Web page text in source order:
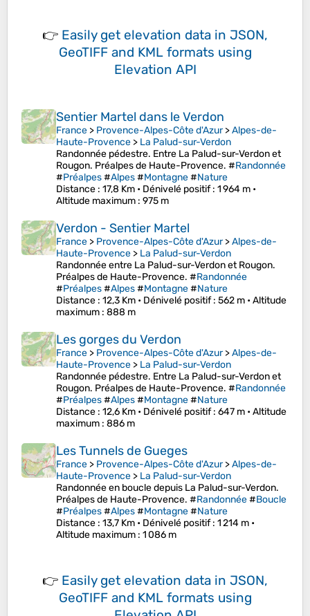
👉 Easily get elevation data in JSON,
GeoTIFF and KML formats using
Elevation API
Sentier Martel dans le Verdon
France > Provence-Alpes-Côte d'Azur>Alpes-de-
Haute-Provence > La Palud-sur-Verdon
Randonnée pédestre. Entre La Palud-sur-Verdon et
Rougon. Préalpes de Haute-Provence. #Randonnée
#Préalpes#Alpes#Montagne#Nature
Distance : 17,8 Km • Dénivelé positif: 1 964 m •
Altitude maximum : 975 m
Verdon - Sentier Martel
France > Provence-Alpes-Côte d'Azur>Alpes-de-
Haute-Provence > La Palud-sur-Verdon
Randonnée entre La Palud-sur-Verdon et Rougon.
Préalpes de Haute-Provence. #Randonnée
#Préalpes#Alpes#Montagne#Nature
Distance : 12,3 Km • Dénivelé positif: 562 m •Altitude
maximum : 888 m
Les gorges du Verdon
France > Provence-Alpes-Côte d'Azur>Alpes-de-
Haute-Provence > La Palud-sur-Verdon
Randonnée pédestre. Entre La Palud-sur-Verdon et
Rougon. Préalpes de Haute-Provence. #Randonnée
#Préalpes#Alpes#Montagne#Nature
Distance : 12,6 Km • Dénivelé positif: 647 m •Altitude
maximum : 886 m
Les Tunnels de Gueges
France > Provence-Alpes-Côte d'Azur>Alpes-de-
Haute-Provence > La Palud-sur-Verdon
Randonnée en boucle depuis La Palud-sur-Verdon.
Préalpes de Haute-Provence. #Randonnée#Boucle
#Préalpes#Alpes#Montagne#Nature
Distance : 13,7 Km • Dénivelé positif: 1 214 m •
Altitude maximum : 1 086 m
👉 Easily get elevation data in JSON,
GeoTIFF and KML formats using